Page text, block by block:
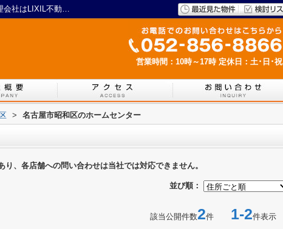
名古屋市昭和区のホームセンター一覧｜名古屋の賃貸アパート・マンションの管理会社はLIXIL不動産ショップ マイルーム館 名古屋店
営業時間：10時～17時 定休日：土･日･祝
> 名古屋市昭和区のホームセンター
、各店舗への問い合わせは当社では対応できません。
並び順：
該当公開件数2件 1-2件表示